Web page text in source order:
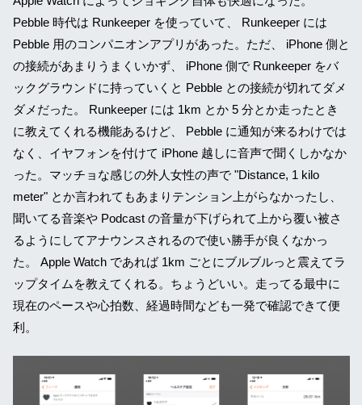
Pebble 時代は Runkeeper を使っていて、 Runkeeper には
Pebble 用のコンパニオンアプリがあった。ただ、 iPhone 側と
の接続があまりうまくいかず、 iPhone 側で Runkeeper をバ
ックグラウンドに持っていくと Pebble との接続が切れてダメ
ダメだった。 Runkeeper には 1km とか 5 分とか走ったとき
に教えてくれる機能あるけど、 Pebble に通知が来るわけでは
なく、イヤフォンを付けて iPhone 越しに音声で聞くしかなか
った。マッチョな感じの外人女性の声で "Distance, 1 kilo
meter" とか言われてもあまりテンション上がらなかったし、
聞いてる音楽や Podcast の音量が下げられて上から覆い被さ
るようにしてアナウンスされるので使い勝手が良くなかっ
た。 Apple Watch であれば 1km ごとにブルブルっと震えてラ
ップタイムを教えてくれる。ちょうどいい。走ってる最中に
現在のペースや心拍数、経過時間なども一発で確認できて便
利。